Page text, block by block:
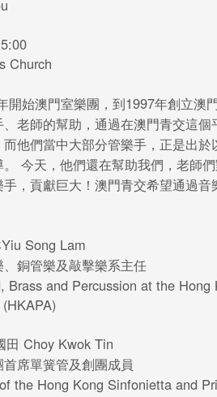
Church
開始澳門室樂團，到1997年創立澳
老師的幫助，通過在澳門青交這個
他們當中大部分管樂手，正是出於
今天，他們還在幫助我們，老師
，貢獻巨大！澳門青交希望通過
Song Lam
銅管樂及敲擊樂系主任
Brass and Percussion at the Hong
田 Choy Kwok Tin
席單簧管及創團成員
the Hong Kong Sinfonietta and